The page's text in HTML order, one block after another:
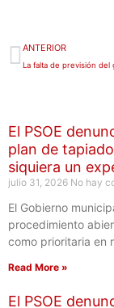
Ant
ANTERIOR
El PSOE
plan de
siquiera un
julio 31, 2026 No hay
El Gobierno
procedimiento
como prioritaria en
Read More »
El PSOE